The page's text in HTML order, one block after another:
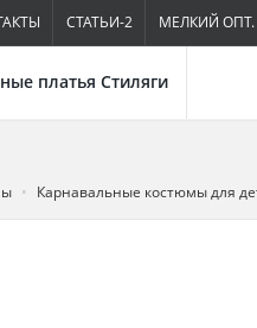
СТАТЬИ-2 МЕЛКИЙ ОПТ.
платья Стиляги
Карнавальные костюмы для